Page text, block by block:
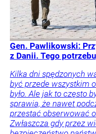
Gen. Pawlikowski:
z Danii. Tego
Kilka dni spędzonych
być przede wszystkim
było. Ale jak to często
sprawia, że nawet
przestać obserwować
Zwłaszcza gdy przez